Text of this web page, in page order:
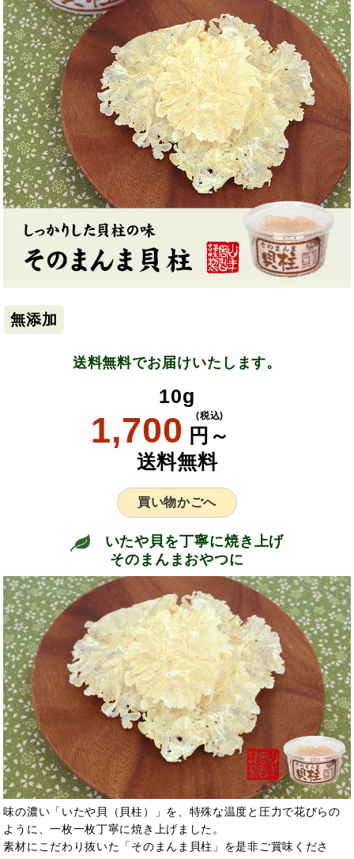
無添加
送料無料でお届けいたします。
10g
1,700 円～
(税込)
送料無料
買い物かごへ
いたや貝を丁寧に焼き上げ
そのまんまおやつに
味の濃い「いたや貝（貝柱）」を、特殊な温度と圧力で花びらの
ように、一枚一枚丁寧に焼き上げました。
素材にこだわり抜いた「そのまんま貝柱」を是非ご賞味くださ